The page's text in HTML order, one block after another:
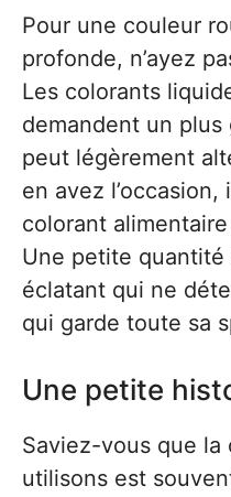
Pour une couleur
profonde, n’ayez
Les colorants
demandent un
peut légèrement
en avez
colorant
Une petite
éclatant qui ne
qui garde toute sa
Une petite
Saviez-vous que la
utilisons est